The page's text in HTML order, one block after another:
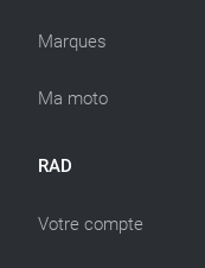
Marques
Ma moto
RAD
Votre compte